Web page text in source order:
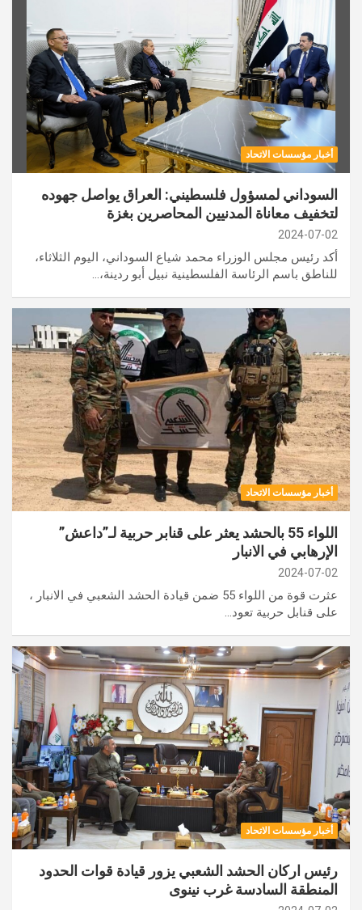
أخبار مؤسسات الاتحاد
السوداني لمسؤول فلسطيني: العراق يواصل جهوده
لتخفيف معاناة المدنيين المحاصرين بغزة
2024-07-02
أكد رئيس مجلس الوزراء محمد شياع السوداني، اليوم الثلاثاء،
للناطق باسم الرئاسة الفلسطينية نبيل أبو ردينة،…
أخبار مؤسسات الاتحاد
اللواء 55 بالحشد يعثر على قنابر حربية لـ”داعش”
الإرهابي في الانبار
2024-07-02
عثرت قوة من اللواء 55 ضمن قيادة الحشد الشعبي في الانبار ،
على قنابل حربية تعود…
أخبار مؤسسات الاتحاد
رئيس اركان الحشد الشعبي يزور قيادة قوات الحدود
المنطقة السادسة غرب نينوى